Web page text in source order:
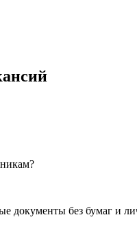
документы без бумаг и